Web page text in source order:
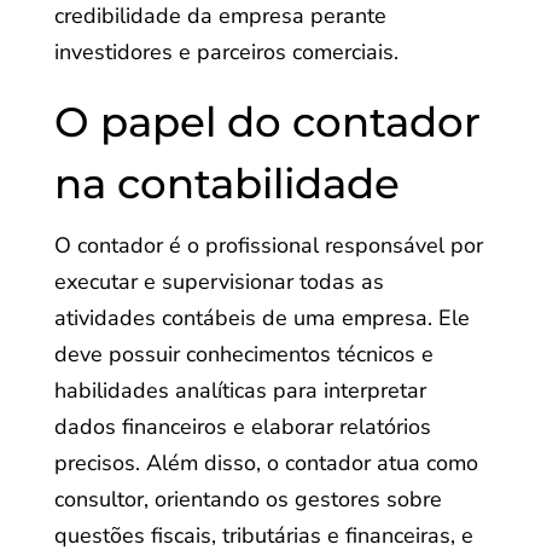
credibilidade da empresa perante
investidores e parceiros comerciais.
O papel do contador
na contabilidade
O contador é o profissional responsável por
executar e supervisionar todas as
atividades contábeis de uma empresa. Ele
deve possuir conhecimentos técnicos e
habilidades analíticas para interpretar
dados financeiros e elaborar relatórios
precisos. Além disso, o contador atua como
consultor, orientando os gestores sobre
questões fiscais, tributárias e financeiras, e